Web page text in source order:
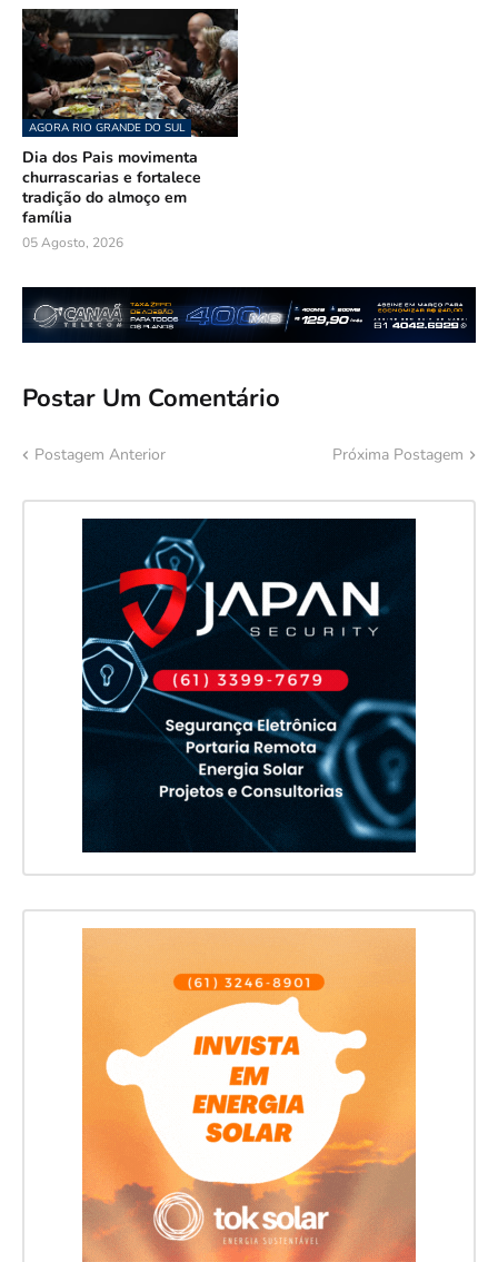
AGORA RIO GRANDE DO SUL
Dia dos Pais movimenta
churrascarias e fortalece
tradição do almoço em
família
05 Agosto, 2026
Postar Um Comentário
Postagem Anterior Próxima Postagem